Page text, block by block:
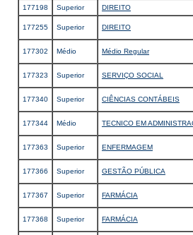
177198 Superior DIREITO
177255 Superior DIREITO
177302 Médio Médio Regular
177323 Superior SERVIÇO SOCIAL
177340 Superior CIÊNCIAS CONTÁBEIS
177344 Médio TECNICO EM
177363 Superior ENFERMAGEM
177366 Superior GESTÃO PÚBLICA
177367 Superior FARMÁCIA
177368 Superior FARMÁCIA